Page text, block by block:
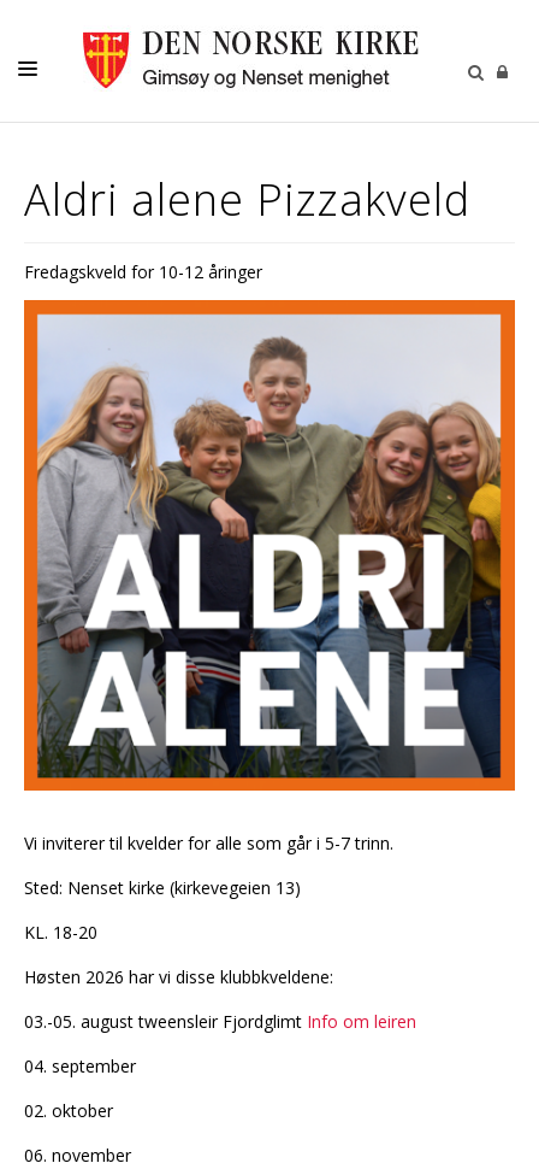
BARN OG UNGDOM
KALENDER
MENIGHETSBLADET
UTLEIE
Aldri alene Pizzakveld
Fredagskveld for 10-12 åringer
Vi inviterer til kvelder for alle som går i 5-7 trinn.
Sted: Nenset kirke (kirkevegeien 13)
KL. 18-20
Høsten 2026 har vi disse klubbkveldene:
03.-05. august tweensleir Fjordglimt Info om leiren
04. september
02. oktober
06. november